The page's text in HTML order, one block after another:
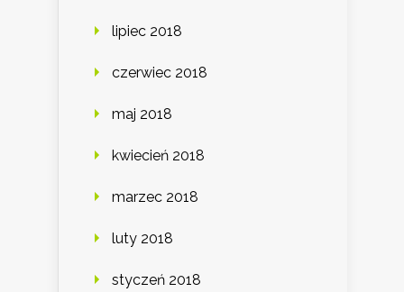
lipiec 2018
czerwiec 2018
maj 2018
kwiecień 2018
marzec 2018
luty 2018
styczeń 2018